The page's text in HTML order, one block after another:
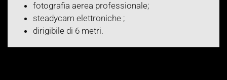
fotografia aerea professionale;
steadycam elettroniche ;
dirigibile di 6 metri.